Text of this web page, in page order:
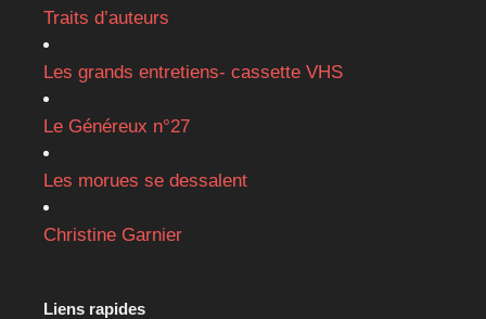
Traits d’auteurs
Les grands entretiens- cassette VHS
Le Généreux n°27
Les morues se dessalent
Christine Garnier
Liens rapides